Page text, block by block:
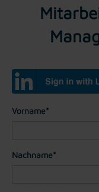
Vorname*
Nachname*